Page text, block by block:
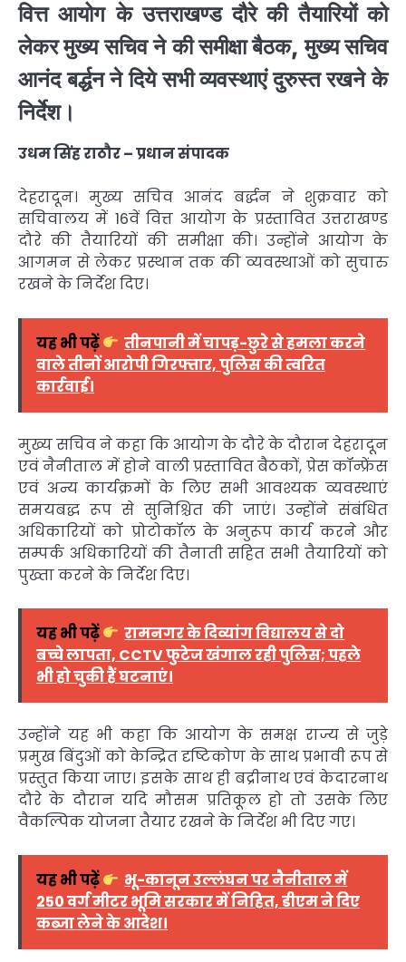
वित्त आयोग के उत्तराखण्ड दौरे की तैयारियों को
लेकर मुख्य सचिव ने की समीक्षा बैठक, मुख्य सचिव
आनंद बर्द्धन ने दिये सभी व्यवस्थाएं दुरुस्त रखने के
निर्देश।
उधम सिंह राठौर – प्रधान संपादक
देहरादून। मुख्य सचिव आनंद बर्द्धन ने शुक्रवार को
सचिवालय में 16वें वित्त आयोग के प्रस्तावित उत्तराखण्ड
दौरे की तैयारियों की समीक्षा की। उन्होंने आयोग के
आगमन से लेकर प्रस्थान तक की व्यवस्थाओं को सुचारु
रखने के निर्देश दिए।
यह भी पढ़ें
तीनपानी में चापड़-छुरे से हमला करने
वाले तीनों आरोपी गिरफ्तार, पुलिस की त्वरित
कार्रवाई।
मुख्य सचिव ने कहा कि आयोग के दौरे के दौरान देहरादून
एवं नैनीताल में होने वाली प्रस्तावित बैठकों, प्रेस कॉन्फ्रेंस
एवं अन्य कार्यक्रमों के लिए सभी आवश्यक व्यवस्थाएं
समयबद्ध रूप से सुनिश्चित की जाएं। उन्होंने संबंधित
अधिकारियों को प्रोटोकॉल के अनुरूप कार्य करने और
सम्पर्क अधिकारियों की तैनाती सहित सभी तैयारियों को
पुख्ता करने के निर्देश दिए।
यह भी पढ़ें
रामनगर के दिव्यांग विद्यालय से दो
बच्चे लापता, CCTV फुटेज खंगाल रही पुलिस; पहले
भी हो चुकी हैं घटनाएं।
उन्होंने यह भी कहा कि आयोग के समक्ष राज्य से जुड़े
प्रमुख बिंदुओं को केन्द्रित दृष्टिकोण के साथ प्रभावी रूप से
प्रस्तुत किया जाए। इसके साथ ही बद्रीनाथ एवं केदारनाथ
दौरे के दौरान यदि मौसम प्रतिकूल हो तो उसके लिए
वैकल्पिक योजना तैयार रखने के निर्देश भी दिए गए।
यह भी पढ़ें
भू-कानून उल्लंघन पर नैनीताल में
250 वर्ग मीटर भूमि सरकार में निहित, डीएम ने दिए
कब्जा लेने के आदेश।